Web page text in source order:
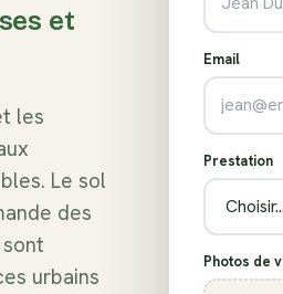
et
les
Le sol
des
urbains
Email
Prestation
Photos de